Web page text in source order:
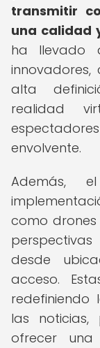
transmitir
una calidad
ha llevado
innovadores,
alta
realidad
envolvente.
Además,
como
desde
acceso.
las noticias,
ofrecer